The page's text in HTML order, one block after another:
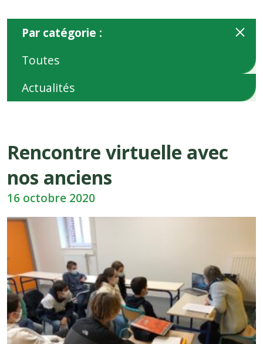
Par catégorie :
Toutes
Actualités
Rencontre virtuelle avec
nos anciens
16 octobre 2020